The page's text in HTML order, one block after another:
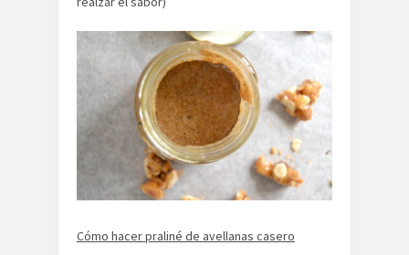
Cómo hacer praliné de avellanas casero